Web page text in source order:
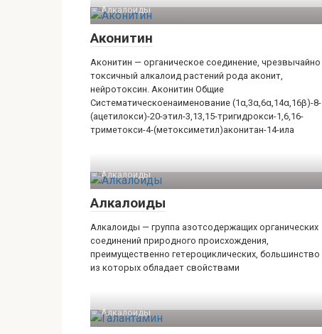
Алкалоиды
Аконитин
Аконитин — органическое соединение, чрезвычайно
токсичный алкалоид растений рода аконит,
нейротоксин. Аконитин Общие
Систематическоенаименование ​(1α,3α,6α,14α,16β)​-​8-​​
(ацетилокси)​-​20-​этил-​3,13,15-​тригидрокси-​1,6,16-​
триметокси-​4-​​(метоксиметил)​аконитан-​14-​ила
Алкалоиды
Алкалоиды
Алкалоиды — группа азотсодержащих органических
соединений природного происхождения,
преимущественно гетероциклических, большинство
из которых обладает свойствами
Алкалоиды